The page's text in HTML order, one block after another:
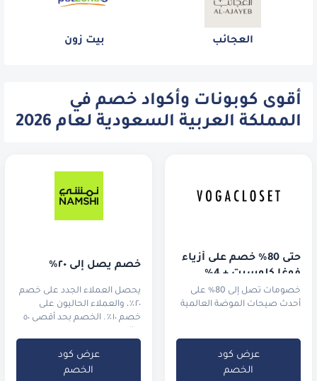
العجائب بيت زون
أقوى كوبونات وأكواد خصم في
المملكة العربية السعودية لعام 2026
حتى 80% خصم على أزياء
فوغا كلوسيت + 4%
خصم إضافي!
خصومات تصل إلى 80% على
أحدث صيحات الموضة العالمية
عرض كود
الخصم
خصم يصل إلى ٢٠٪
يحصل العملاء الجدد على خصم
٢٠٪، والعملاء الحاليون على
خصم ١٠٪. الخصم بحد أقصى ٥٠
عرض كود
الخصم